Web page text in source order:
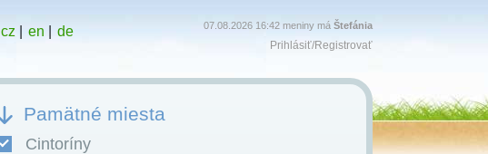
cz en de 07.08.2026 16:42 meniny má Štefánia
Prihlásiť/Registrovať
Pamätné miesta
Cintoríny